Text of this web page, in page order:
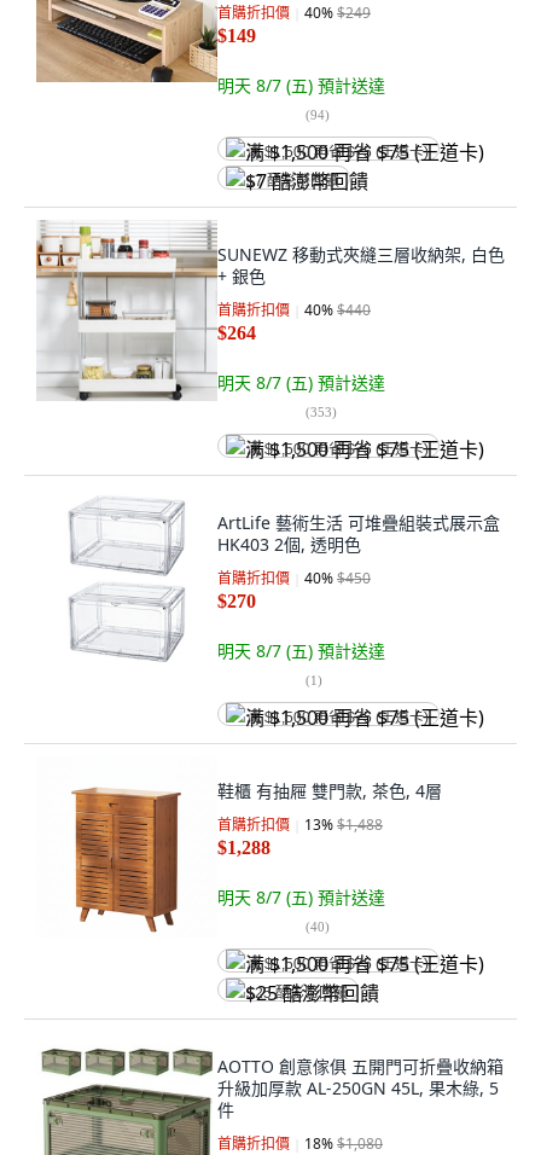
首購折扣價 40%$249
$149
明天 8/7 (五) 預計送達
(94)
满 $1,500 再省 $75 (王道卡)
$7 酷澎幣回饋
SUNEWZ 移動式夾縫三層收納架, 白色
+ 銀色
首購折扣價 40%$440
$264
明天 8/7 (五) 預計送達
(353)
满 $1,500 再省 $75 (王道卡)
ArtLife 藝術生活 可堆疊組裝式展示盒
HK403 2個, 透明色
首購折扣價 40%$450
$270
明天 8/7 (五) 預計送達
(1)
满 $1,500 再省 $75 (王道卡)
鞋櫃 有抽屜 雙門款, 茶色, 4層
首購折扣價 13%$1,488
$1,288
明天 8/7 (五) 預計送達
(40)
满 $1,500 再省 $75 (王道卡)
$25 酷澎幣回饋
AOTTO 創意傢俱 五開門可折疊收納箱
升級加厚款 AL-250GN 45L, 果木綠, 5
件
首購折扣價 18%$1,080